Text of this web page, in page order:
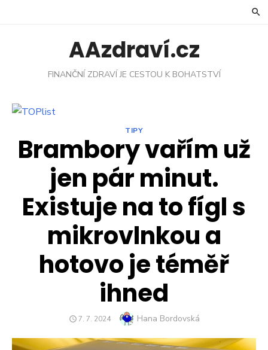
AAzdraví.cz
FINANČNÍ ZDRAVÍ JE CESTOU K BOHATSTVÍ
TIPY
Brambory vařím už
jen pár minut.
Existuje na to fígl s
mikrovlnkou a
hotovo je téměř
ihned
POSTED
7. 7. 2024 Author
Hana Bordovská